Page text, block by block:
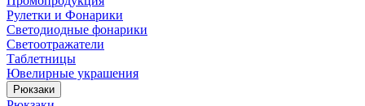
Рулетки и Фонарики
Светодиодные фонарики
Светоотражатели
Таблетницы
Ювелирные украшения
Рюкзаки